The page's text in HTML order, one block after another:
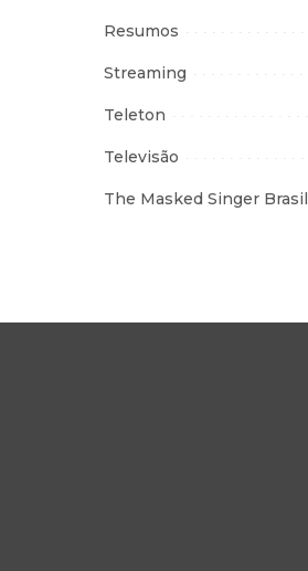
Resumos
Streaming
Teleton
Televisão
The Masked Singer Brasil